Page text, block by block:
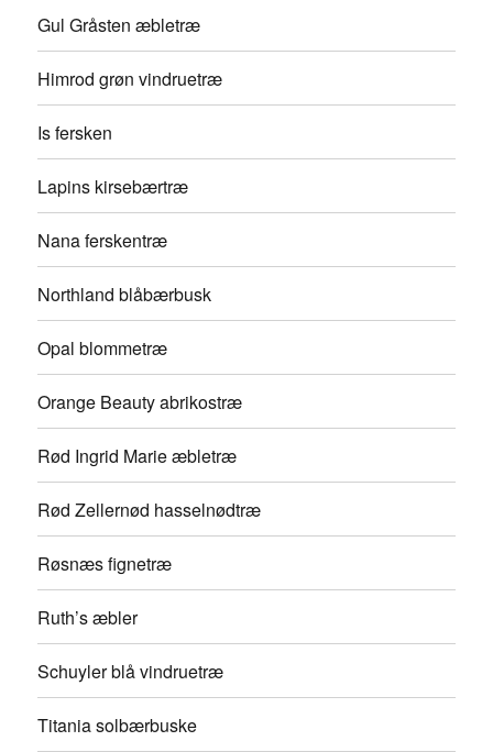
Gul Gråsten æbletræ
Himrod grøn vindruetræ
Is fersken
Lapins kirsebærtræ
Nana ferskentræ
Northland blåbærbusk
Opal blommetræ
Orange Beauty abrikostræ
Rød Ingrid Marie æbletræ
Rød Zellernød hasselnødtræ
Røsnæs fignetræ
Ruth’s æbler
Schuyler blå vindruetræ
Titania solbærbuske